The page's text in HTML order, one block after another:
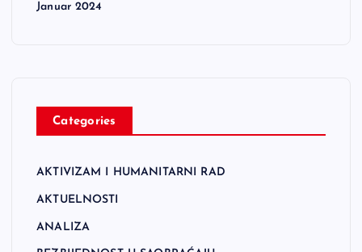
Januar 2024
Categories
AKTIVIZAM I HUMANITARNI RAD
AKTUELNOSTI
ANALIZA